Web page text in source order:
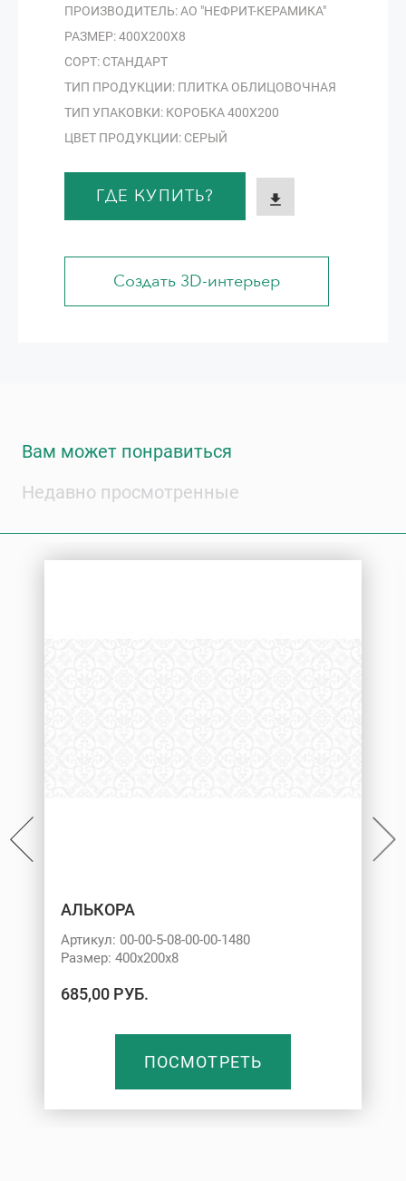
ПРОИЗВОДИТЕЛЬ: АО "НЕФРИТ-КЕРАМИКА"
РАЗМЕР: 400Х200Х8
СОРТ: СТАНДАРТ
ТИП ПРОДУКЦИИ: ПЛИТКА ОБЛИЦОВОЧНАЯ
ТИП УПАКОВКИ: КОРОБКА 400Х200
ЦВЕТ ПРОДУКЦИИ: СЕРЫЙ
ГДЕ КУПИТЬ?
Создать 3D-интерьер
Вам может понравиться
Недавно просмотренные
АЛЬКОРА
Артикул: 00-00-5-08-00-00-1480
Размер: 400х200х8
685,00 РУБ.
ПОСМОТРЕТЬ